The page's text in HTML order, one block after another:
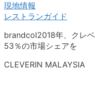
現地情報
レストランガイド
brandcol2018年、クレ
53％の市場シェアを
CLEVERIN MALAYSIA